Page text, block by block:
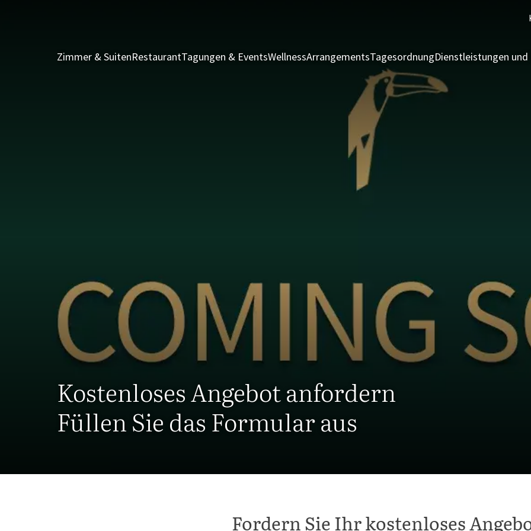
Zimmer & SuitenRestaurantTagungen & EventsWellnessArrangementsTagesordnungDienstleistungen
Kostenloses Angebot anfordern
Füllen Sie das Formular aus
Fordern Sie Ihr kostenloses